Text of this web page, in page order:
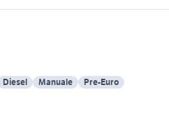
Diesel Manuale
Pre-Euro